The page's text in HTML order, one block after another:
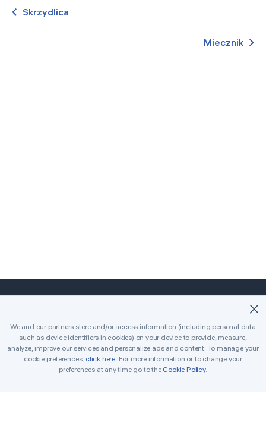
Skrzydlica
Miecznik
Strona główna Klasyczny
Killer
Codzienne wyzwania
Turniej
Nagrody
We and our partners store and/or access information (including personal data
such as device identifiers in cookies) on your device to provide, measure,
analyze, improve our services and personalize ads and content. To manage your
cookie preferences, click here. For more information or to change your
preferences at any time go to the Cookie Policy.